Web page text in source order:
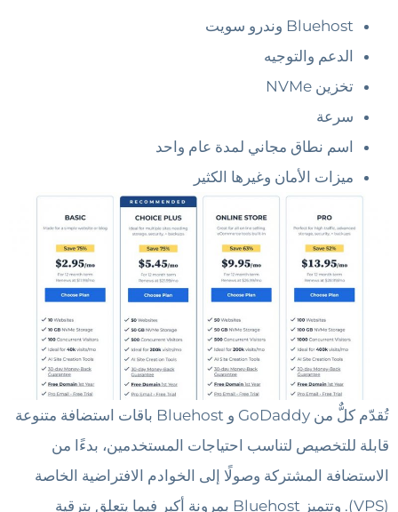
Bluehost وندرو سويت
الدعم والتوجيه
تخزين NVMe
سرعة
اسم نطاق مجاني لمدة عام واحد
ميزات الأمان وغيرها الكثير
تُقدّم كلٌّ من GoDaddy و Bluehost باقات استضافة متنوعة
قابلة للتخصيص لتناسب احتياجات المستخدمين، بدءًا من
الاستضافة المشتركة وصولًا إلى الخوادم الافتراضية الخاصة
(VPS). وتتميز Bluehost بمرونة أكبر فيما يتعلق بترقية